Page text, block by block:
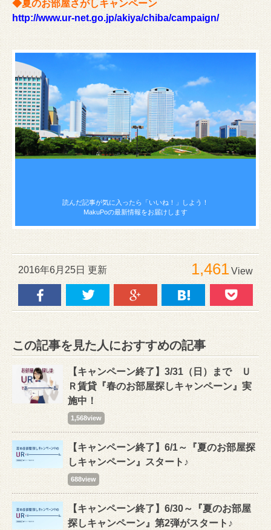
◆夏のお部屋さがしキャンペーン
http://www.ur-net.go.jp/akiya/chiba/campaign/
読んだ記事が気に入ったら 「いいね！」しよう！
MakuPoの最新情報をお届けします
2016年6月25日 更新 1,461View
この記事を見た人におすすめの記事
【キャンペーン終了】3/31（日）まで Ｕ
Ｒ賃貸『春のお部屋探しキャンペーン』実
施中！
1,568view
【キャンペーン終了】6/1～『夏のお部屋探
しキャンペーン』スタート♪
688view
【キャンペーン終了】6/30～『夏のお部屋
探しキャンペーン』第2弾がスタート♪